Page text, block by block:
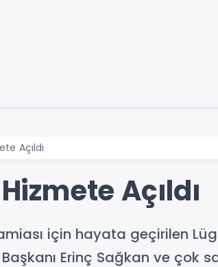
Açıldı
Açıldı
için hayata geçirilen
Erinç Sağkan ve çok